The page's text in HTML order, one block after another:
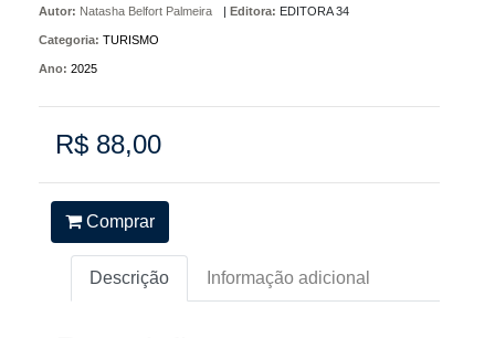
Autor: Natasha Belfort Palmeira | Editora: EDITORA 34
Categoria: TURISMO
Ano: 2025
R$ 88,00
Comprar
Descrição Informação adicional